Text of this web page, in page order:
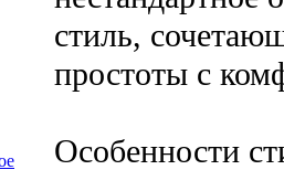
стиль,
простоты с
Особенности